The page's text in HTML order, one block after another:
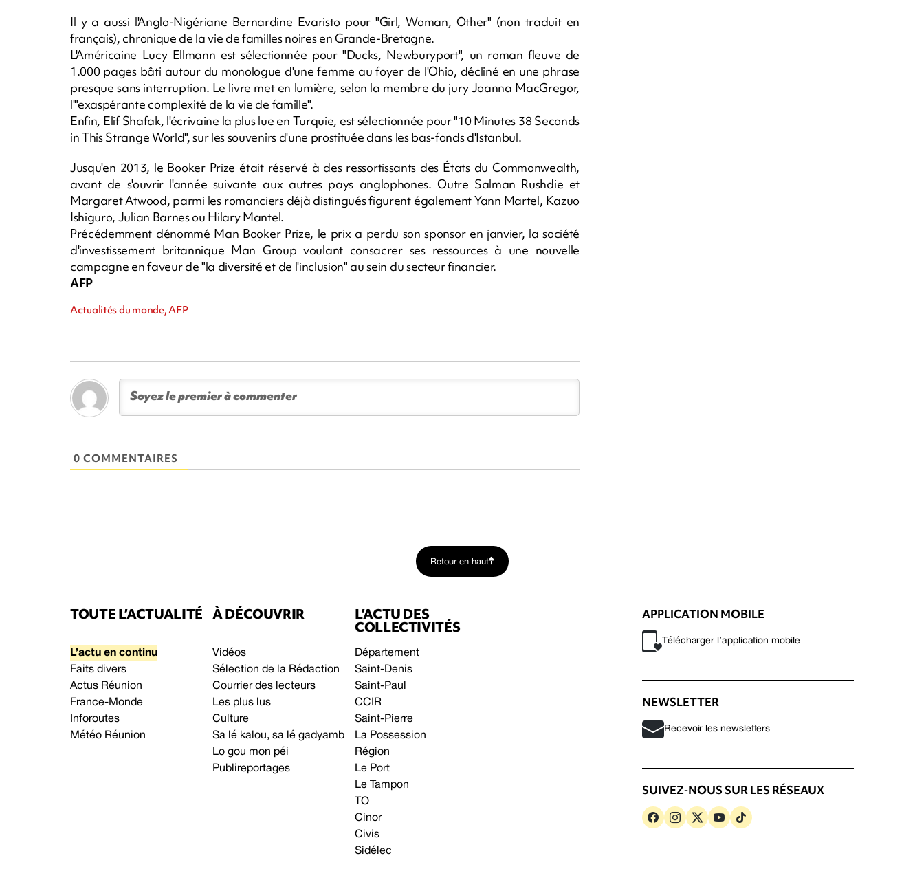
Il y a aussi l'Anglo-Nigériane Bernardine Evaristo pour "Girl, Woman, Other" (non traduit en
français), chronique de la vie de familles noires en Grande-Bretagne.
L'Américaine Lucy Ellmann est sélectionnée pour "Ducks, Newburyport", un roman fleuve de
1.000 pages bâti autour du monologue d'une femme au foyer de l'Ohio, décliné en une phrase
presque sans interruption. Le livre met en lumière, selon la membre du jury Joanna MacGregor,
l'"exaspérante complexité de la vie de famille".
Enfin, Elif Shafak, l'écrivaine la plus lue en Turquie, est sélectionnée pour "10 Minutes 38 Seconds
in This Strange World", sur les souvenirs d'une prostituée dans les bas-fonds d'Istanbul.
Jusqu'en 2013, le Booker Prize était réservé à des ressortissants des États du Commonwealth,
avant de s'ouvrir l'année suivante aux autres pays anglophones. Outre Salman Rushdie et
Margaret Atwood, parmi les romanciers déjà distingués figurent également Yann Martel, Kazuo
Ishiguro, Julian Barnes ou Hilary Mantel.
Précédemment dénommé Man Booker Prize, le prix a perdu son sponsor en janvier, la société
d'investissement britannique Man Group voulant consacrer ses ressources à une nouvelle
campagne en faveur de "la diversité et de l'inclusion" au sein du secteur financier.
AFP
Actualités du monde, AFP
0 COMMENTAIRES
Retour en haut
TOUTE L’ACTUALITÉ
L’actu en continu
Faits divers
Actus Réunion
France-Monde
Inforoutes
Météo Réunion
À DÉCOUVRIR
Vidéos
Sélection de la Rédaction
Courrier des lecteurs
Les plus lus
Culture
Sa lé kalou, sa lé gadyamb
Lo gou mon péi
Publireportages
L’ACTU DES
COLLECTIVITÉS
Département
Saint-Denis
Saint-Paul
CCIR
Saint-Pierre
La Possession
Région
Le Port
Le Tampon
TO
Cinor
Civis
Sidélec
APPLICATION MOBILE
Télécharger l’application mobile
NEWSLETTER
Recevoir les newsletters
SUIVEZ-NOUS SUR LES RÉSEAUX